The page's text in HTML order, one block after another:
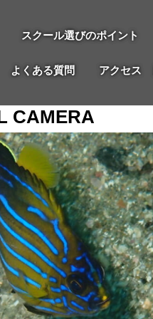
スクール選びのポイント
よくある質問 アクセス
CAMERA